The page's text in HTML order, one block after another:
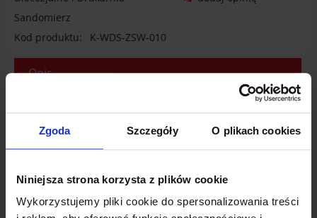
Zgoda Szczegóły O plikach cookies
Niniejsza strona korzysta z plików cookie
Wykorzystujemy pliki cookie do spersonalizowania treści
Sandomierz
Kod produktu:
K-WDS-ZSW-010
Opis
Produkty powiązane